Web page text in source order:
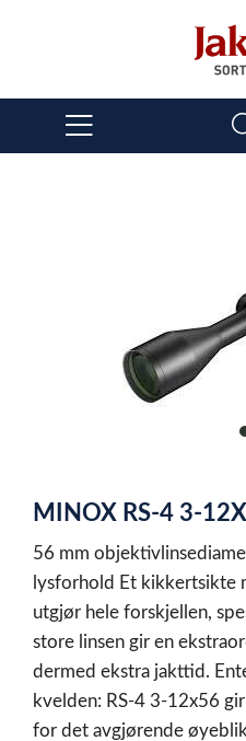
of
1
MINOX RS-4 3-
56 mm
lysforhold Et kikkertsikte
utgjør hele forskjellen,
store linsen gir en
dermed ekstra jakttid.
kvelden: RS-4 3-12x56
for det avgjørende